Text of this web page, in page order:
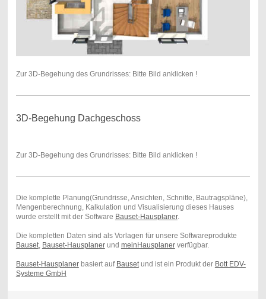
Zur 3D-Begehung des Grundrisses: Bitte Bild anklicken !
3D-Begehung Dachgeschoss
Zur 3D-Begehung des Grundrisses: Bitte Bild anklicken !
Die komplette Planung(Grundrisse, Ansichten, Schnitte, Bautragspläne),
Mengenberechnung, Kalkulation und Visualisierung dieses Hauses
wurde erstellt mit der Software Bauset-Hausplaner.
Die kompletten Daten sind als Vorlagen für unsere Softwareprodukte
Bauset, Bauset-Hausplanerund meinHausplanerverfügbar.
Bauset-Hausplanerbasiert auf Bausetund ist ein Produkt der Bott EDV-
Systeme GmbH